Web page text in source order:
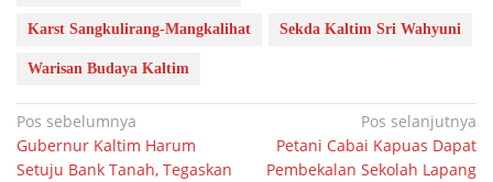
Karst Sangkulirang-Mangkalihat Sekda Kaltim Sri Wahyuni
Warisan Budaya Kaltim
Navigasi
pos
Pos sebelumnya
Gubernur Kaltim Harum
Setuju Bank Tanah, Tegaskan
Pos selanjutnya
Petani Cabai Kapuas Dapat
Pembekalan Sekolah Lapang